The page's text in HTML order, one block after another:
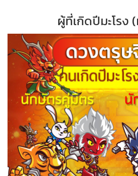
ผู้ที่เกิดปีมะโรง